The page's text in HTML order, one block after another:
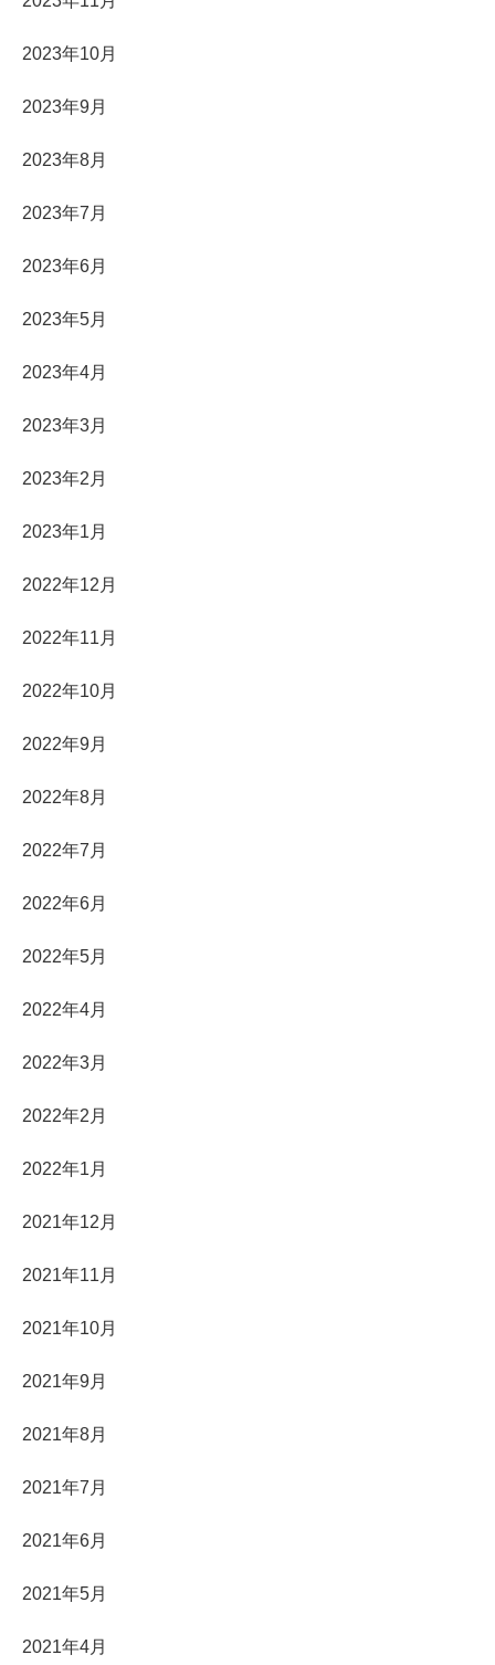
2023年10月
2023年9月
2023年8月
2023年7月
2023年6月
2023年5月
2023年4月
2023年3月
2023年2月
2023年1月
2022年12月
2022年11月
2022年10月
2022年9月
2022年8月
2022年7月
2022年6月
2022年5月
2022年4月
2022年3月
2022年2月
2022年1月
2021年12月
2021年11月
2021年10月
2021年9月
2021年8月
2021年7月
2021年6月
2021年5月
2021年4月